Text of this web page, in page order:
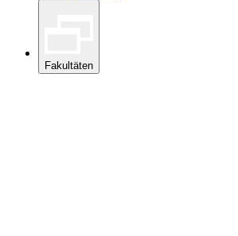
Fakultäten